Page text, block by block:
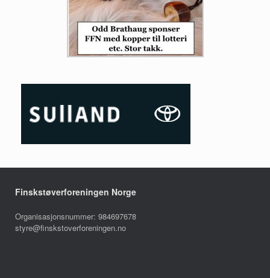
Finskstøverforeningen Norge
Organisasjonsnummer: 984697678
styre@finskstoverforeningen.no